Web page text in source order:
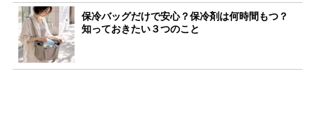
保冷バッグだけで安心？保冷剤は何時間もつ？
知っておきたい３つのこと